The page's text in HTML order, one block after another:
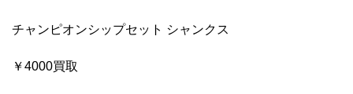
チャンピオンシップセット シャンクス
￥4000買取